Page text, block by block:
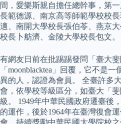
間，愛樂斯親自擔任總幹事，第
長範德源、南京高等師範學校校
適、南開大學校長張伯苓、燕京
校長卜舫濟、金陵大學校長包文。
有網友日前在批踢踢發問「臺大
「moonblacktea」回覆，它不是
異的人，認證為會員。 全臺許多
會，依學校等級區分，如臺大「
級。 1949年中華民國政府遷臺後
的運作，後於1964年在臺灣復會
會，持續獎勵中華民國大學院校之